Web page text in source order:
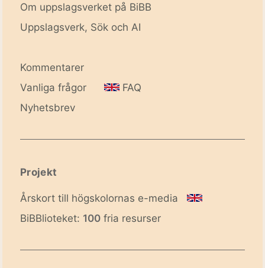
Om uppslagsverket på BiBB
Uppslagsverk, Sök och AI
Kommentarer
Vanliga frågor
FAQ
Nyhetsbrev
Projekt
Årskort till högskolornas e-media
BiBBlioteket: 100 fria resurser